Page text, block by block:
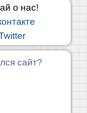
о нас!
сайт?